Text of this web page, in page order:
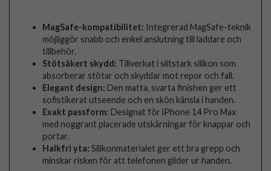
MagSafe-kompatibilitet: Integrerad MagSafe-teknik
möjliggör snabb och enkel anslutning till laddare och
tillbehör.
Stötsäkert skydd: Tillverkat i slitstark silikon som
absorberar stötar och skyddar mot repor och fall.
Elegant design: Den matta, svarta finishen ger ett
sofistikerat utseende och en skön känsla i handen.
Exakt passform: Designat för iPhone 14 Pro Max
med noggrant placerade utskärningar för knappar och
portar.
Halkfri yta: Silikonmaterialet ger ett bra grepp och
minskar risken för att telefonen glider ur handen.